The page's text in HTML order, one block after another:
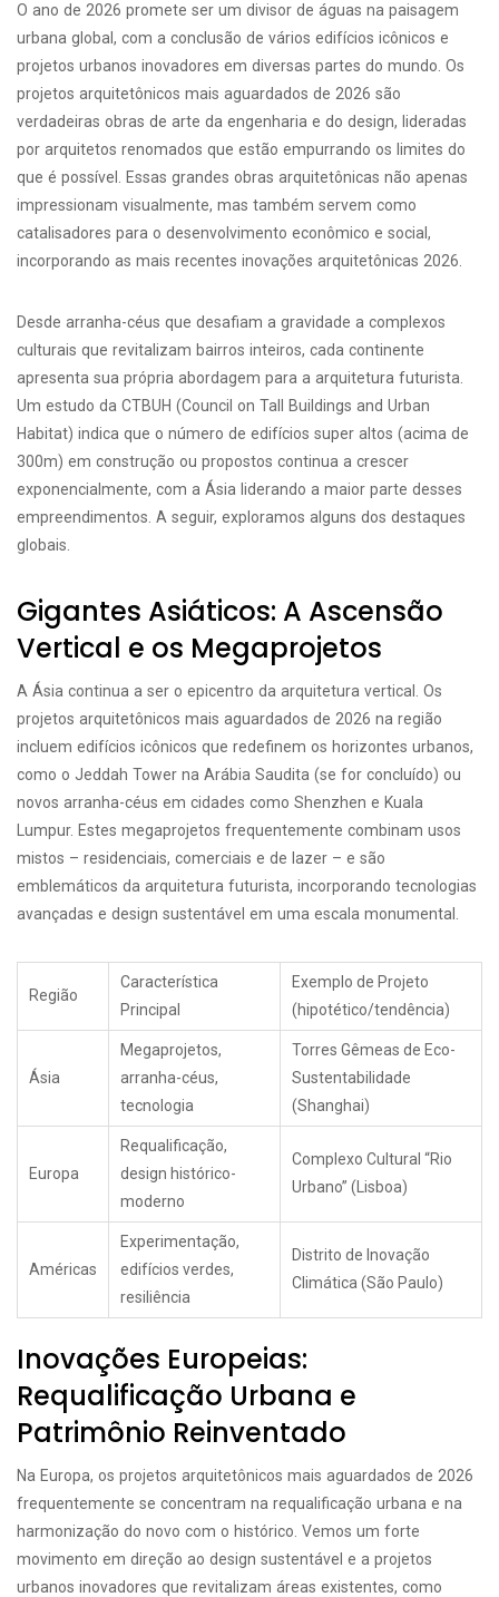
O ano de 2026 promete ser um divisor de águas na paisagem
urbana global, com a conclusão de vários edifícios icônicos e
projetos urbanos inovadores em diversas partes do mundo. Os
projetos arquitetônicos mais aguardados de 2026 são
verdadeiras obras de arte da engenharia e do design, lideradas
por arquitetos renomados que estão empurrando os limites do
que é possível. Essas grandes obras arquitetônicas não apenas
impressionam visualmente, mas também servem como
catalisadores para o desenvolvimento econômico e social,
incorporando as mais recentes inovações arquitetônicas 2026.
Desde arranha-céus que desafiam a gravidade a complexos
culturais que revitalizam bairros inteiros, cada continente
apresenta sua própria abordagem para a arquitetura futurista.
Um estudo da CTBUH (Council on Tall Buildings and Urban
Habitat) indica que o número de edifícios super altos (acima de
300m) em construção ou propostos continua a crescer
exponencialmente, com a Ásia liderando a maior parte desses
empreendimentos. A seguir, exploramos alguns dos destaques
globais.
Gigantes Asiáticos: A Ascensão
Vertical e os Megaprojetos
A Ásia continua a ser o epicentro da arquitetura vertical. Os
projetos arquitetônicos mais aguardados de 2026 na região
incluem edifícios icônicos que redefinem os horizontes urbanos,
como o Jeddah Tower na Arábia Saudita (se for concluído) ou
novos arranha-céus em cidades como Shenzhen e Kuala
Lumpur. Estes megaprojetos frequentemente combinam usos
mistos – residenciais, comerciais e de lazer – e são
emblemáticos da arquitetura futurista, incorporando tecnologias
avançadas e design sustentável em uma escala monumental.
Região
Característica
Principal
Exemplo de Projeto
(hipotético/tendência)
Ásia
Megaprojetos,
arranha-céus,
tecnologia
Torres Gêmeas de Eco-
Sustentabilidade
(Shanghai)
Europa
Requalificação,
design histórico-
moderno
Complexo Cultural “Rio
Urbano” (Lisboa)
Américas
Experimentação,
edifícios verdes,
resiliência
Distrito de Inovação
Climática (São Paulo)
Inovações Europeias:
Requalificação Urbana e
Patrimônio Reinventado
Na Europa, os projetos arquitetônicos mais aguardados de 2026
frequentemente se concentram na requalificação urbana e na
harmonização do novo com o histórico. Vemos um forte
movimento em direção ao design sustentável e a projetos
urbanos inovadores que revitalizam áreas existentes, como